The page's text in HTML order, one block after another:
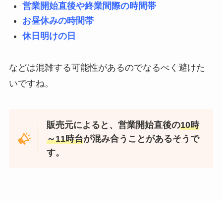
営業開始直後や終業間際の時間帯
お昼休みの時間帯
休日明けの日
などは混雑する可能性があるのでなるべく避けた
いですね。
販売元によると、営業開始直後の10時
～11時台が混み合うことがあるそうで
す。